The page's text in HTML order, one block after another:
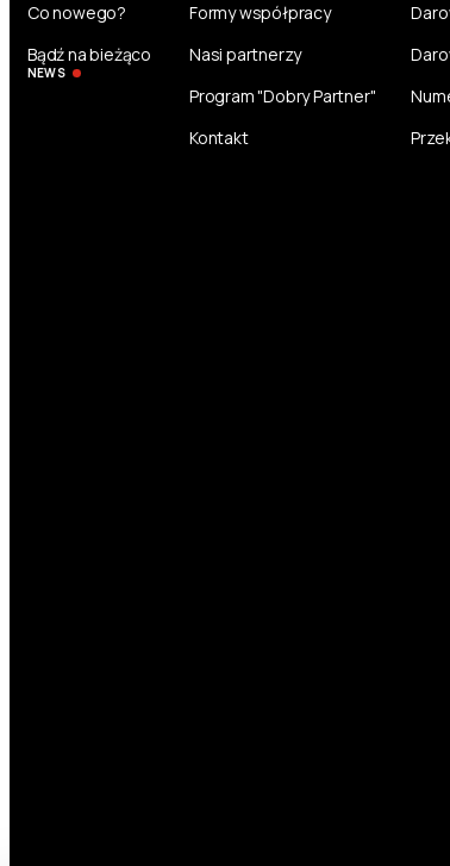
Co nowego?
Bądź na bieżąco
NEWS
Formy współpracy
Nasi partnerzy
Program "Dobry Partner"
Kontakt